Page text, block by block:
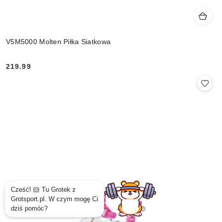
V5M5000 Molten Piłka Siatkowa
Cena:
219.99